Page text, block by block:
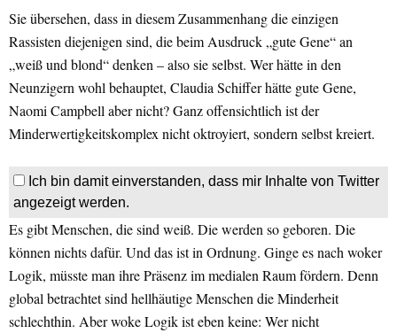
Sie übersehen, dass in diesem Zusammenhang die einzigen
Rassisten diejenigen sind, die beim Ausdruck „gute Gene“ an
„weiß und blond“ denken – also sie selbst. Wer hätte in den
Neunzigern wohl behauptet, Claudia Schiffer hätte gute Gene,
Naomi Campbell aber nicht? Ganz offensichtlich ist der
Minderwertigkeitskomplex nicht oktroyiert, sondern selbst kreiert.
Ich bin damit einverstanden, dass mir Inhalte von Twitter
angezeigt werden.
Es gibt Menschen, die sind weiß. Die werden so geboren. Die
können nichts dafür. Und das ist in Ordnung. Ginge es nach woker
Logik, müsste man ihre Präsenz im medialen Raum fördern. Denn
global betrachtet sind hellhäutige Menschen die Minderheit
schlechthin. Aber woke Logik ist eben keine: Wer nicht